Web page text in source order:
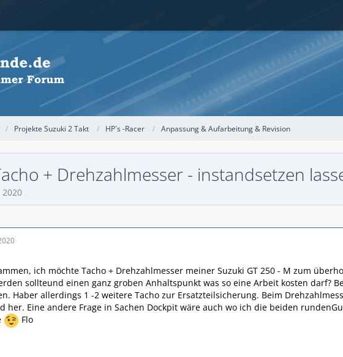
Projekte Suzuki 2 Takt HP´s -Racer Anpassung & Aufarbeitung & Revision
+ Drehzahlmesser - instandsetzen
ich möchte Tacho + Drehzahlmesser meiner Suzuki GT 250 - M zum
sollteund einen ganz groben Anhaltspunkt was so eine Arbeit kosten darf?
Haber allerdings 1 -2 weitere Tacho zur Ersatzteilsicherung. Beim
her. Eine andere Frage in Sachen Dockpit wäre auch wo ich die beiden
Flo